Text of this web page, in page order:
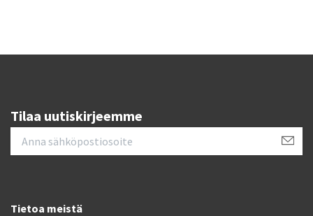
Tilaa uutiskirjeemme
Tietoa meistä